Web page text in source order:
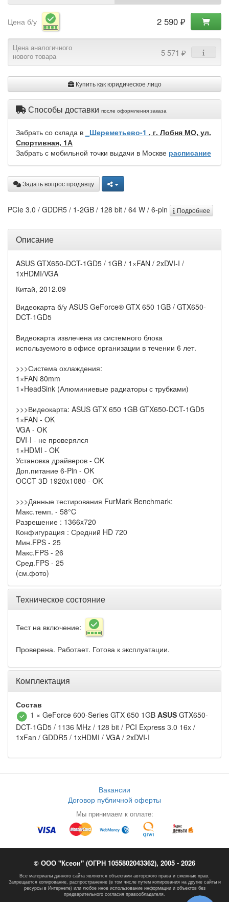
Цена б/у 2 590 ₽
Цена аналогичного
нового товара
5 571 ₽
Купить как юридическое лицо
Способы доставки после оформления заказа
Забрать со склада в _Шереметьево-1 , г. Лобня МО, ул.
Спортивная, 1А
Забрать с мобильной точки выдачи в Москве расписание
Задать вопрос продавцу
PCIe 3.0 / GDDR5 / 1-2GB / 128 bit / 64 W / 6-pin Подробнее
Описание
ASUS GTX650-DCT-1GD5 / 1GB / 1×FAN / 2xDVI-I /
1xHDMI/VGA
Китай, 2012.09
Видеокарта б/у ASUS GeForce® GTX 650 1GB / GTX650-
DCT-1GD5
Видеокарта извлечена из системного блока
используемого в офисе организации в течении 6 лет.
>>>Система охлаждения:
1×FAN 80mm
1×HeadSink (Алюминиевые радиаторы с трубками)
>>>Видеокарта: ASUS GTX 650 1GB GTX650-DCT-1GD5
1×FAN - OK
VGA - OK
DVI-I - не проверялся
1×HDMI - OK
Установка драйверов - OK
Доп.питание 6-Pin - OK
OCCT 3D 1920x1080 - OK
>>>Данные тестирования FurMark Benchmark:
Макс.темп. - 58°C
Разрешение : 1366x720
Конфигурация : Средний HD 720
Мин.FPS - 25
Макс.FPS - 26
Сред.FPS - 25
(см.фото)
Техническое состояние
Тест на включение:
Проверена. Работает. Готова к эксплуатации.
Комплектация
Состав
1 × GeForce 600-Series GTX 650 1GB ASUSGTX650-
DCT-1GD5 / 1136 MHz / 128 bit / PCI Express 3.0 16x /
1xFan / GDDR5 / 1xHDMI / VGA / 2xDVI-I
Вакансии
Договор публичной оферты
Мы принимаем к оплате:
© ООО "Ксеон" (ОГРН 1055802043362), 2005 - 2026
Все материалы данного сайта являются объектами авторского права и смежных прав.
Запрещается копирование, распространение (в том числе путем копирования на другие сайты и
ресурсы в Интернете) или любое иное использование информации и объектов без
предварительного согласия правообладателя.